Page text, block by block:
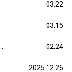
03.22
03.15
02.24
2025.12.26